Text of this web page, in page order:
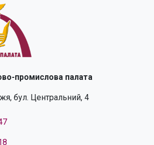
промислова палата
бул. Центральний, 4